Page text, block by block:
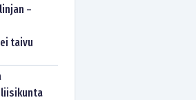
–
taivu